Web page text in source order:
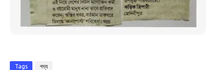
Tags গদ্য